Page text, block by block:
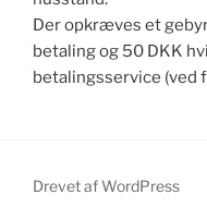
Der opkræves et
betaling og 50 DKK
betalingsservice (ved
Drevet af WordPress